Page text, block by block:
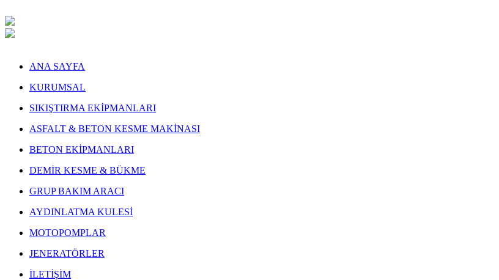
ANA SAYFA
KURUMSAL
SIKIŞTIRMA EKİPMANLARI
ASFALT & BETON KESME MAKİNASI
BETON EKİPMANLARI
DEMİR KESME & BÜKME
GRUP BAKIM ARACI
AYDINLATMA KULESİ
MOTOPOMPLAR
JENERATÖRLER
İLETİŞİM